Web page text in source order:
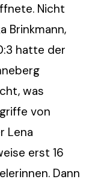
Nicht
Brinkmann,
hatte der
was
von
Lena
erst 16
Dann